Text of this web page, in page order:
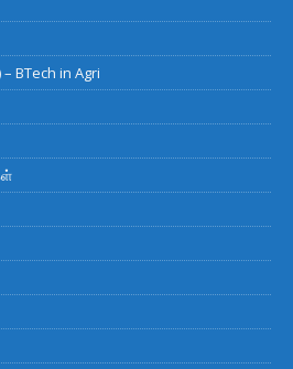
– BTech in Agri